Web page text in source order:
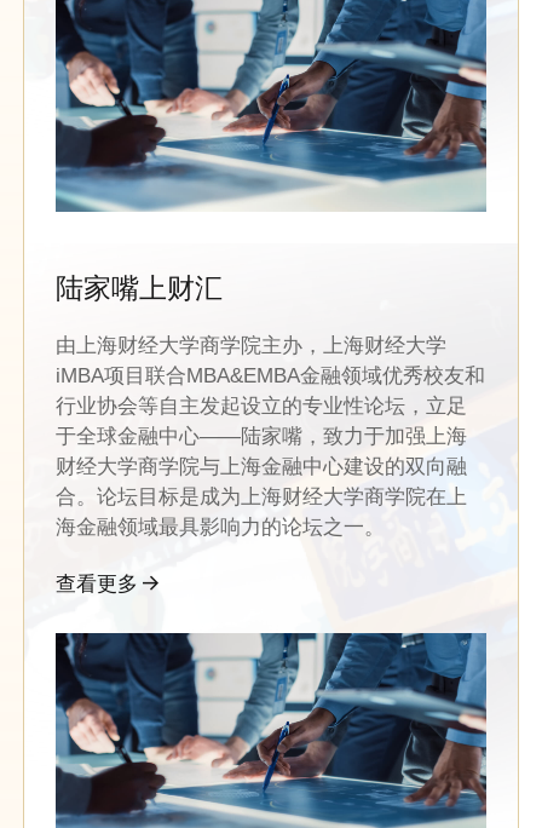
陆家嘴上财汇
由上海财经大学商学院主办，上海财经大学
iMBA项目联合MBA&EMBA金融领域优秀校友和
行业协会等自主发起设立的专业性论坛，立足
于全球金融中心——陆家嘴，致力于加强上海
财经大学商学院与上海金融中心建设的双向融
合。论坛目标是成为上海财经大学商学院在上
海金融领域最具影响力的论坛之一。
查看更多